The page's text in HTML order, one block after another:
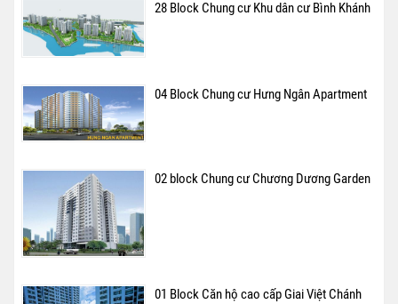
28 Block Chung cư Khu dân cư Bình Khánh
04 Block Chung cư Hưng Ngân Apartment
02 block Chung cư Chương Dương Garden
01 Block Căn hộ cao cấp Giai Việt Chánh